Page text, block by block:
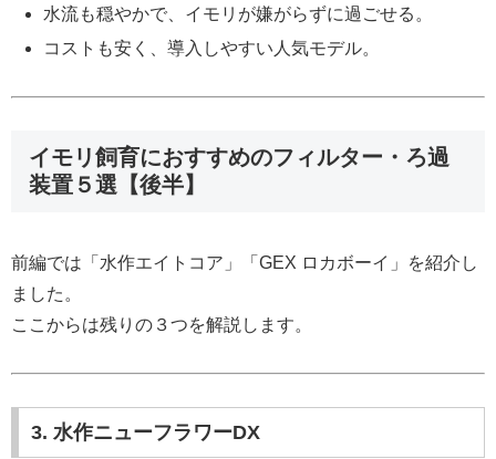
水流も穏やかで、イモリが嫌がらずに過ごせる。
コストも安く、導入しやすい人気モデル。
イモリ飼育におすすめのフィルター・ろ過
装置５選【後半】
前編では「水作エイトコア」「GEX ロカボーイ」を紹介し
ました。
ここからは残りの３つを解説します。
3. 水作ニューフラワーDX